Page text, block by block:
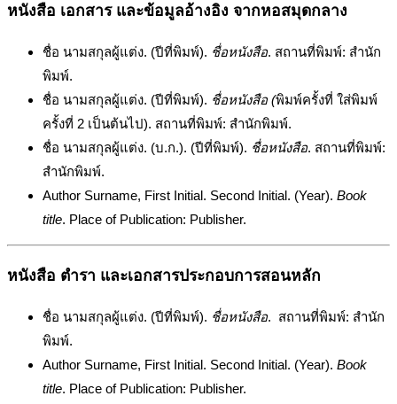
หนังสือ เอกสาร และข้อมูลอ้างอิง จากหอสมุดกลาง
ชื่อ นามสกุลผู้แต่ง. (ปีที่พิมพ์). ชื่อหนังสือ. สถานที่พิมพ์: สำนัก
พิมพ์.
ชื่อ นามสกุลผู้แต่ง. (ปีที่พิมพ์). ชื่อหนังสือ (พิมพ์ครั้งที่ ใส่พิมพ์
ครั้งที่ 2 เป็นต้นไป). สถานที่พิมพ์: สำนักพิมพ์.
ชื่อ นามสกุลผู้แต่ง. (บ.ก.). (ปีที่พิมพ์). ชื่อหนังสือ. สถานที่พิมพ์:
สำนักพิมพ์.
Author Surname, First Initial. Second Initial. (Year). Book
title. Place of Publication: Publisher.
หนังสือ ตำรา และเอกสารประกอบการสอนหลัก
ชื่อ นามสกุลผู้แต่ง. (ปีที่พิมพ์). ชื่อหนังสือ. สถานที่พิมพ์: สำนัก
พิมพ์.
Author Surname, First Initial. Second Initial. (Year). Book
title. Place of Publication: Publisher.